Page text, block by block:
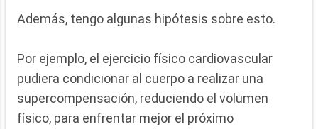
Además, tengo algunas hipótesis sobre esto.
Por ejemplo, el ejercicio físico cardiovascular
pudiera condicionar al cuerpo a realizar una
supercompensación, reduciendo el volumen
físico, para enfrentar mejor el próximo